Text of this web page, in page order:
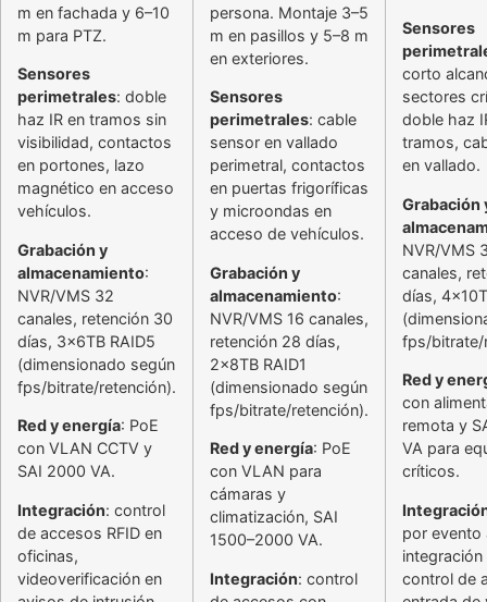
m en fachada y 6–10
m para PTZ.
Sensores
perimetrales: doble
haz IR en tramos sin
visibilidad, contactos
en portones, lazo
magnético en acceso
vehículos.
Grabación y
almacenamiento:
NVR/VMS 32
canales, retención 30
días, 3x6TB RAID5
(dimensionado según
fps/bitrate/retención).
Red y energía: PoE
con VLAN CCTV y
SAI 2000 VA.
Integración: control
de accesos RFID en
oficinas,
videoverificación en
persona. Montaje 3–5
m en pasillos y 5–8 m
en exteriores.
Sensores
perimetrales: cable
sensor en vallado
perimetral, contactos
en puertas frigoríficas
y microondas en
acceso de vehículos.
Grabación y
almacenamiento:
NVR/VMS 16 canales,
retención 28 días,
2x8TB RAID1
(dimensionado según
fps/bitrate/retención).
Red y energía: PoE
con VLAN para
cámaras y
climatización, SAI
1500–2000 VA.
Integración: control
Sensores
corto
sectores
doble haz
tramos,
en vallado.
Grabación
NVR/VMS
canales,
días,
fps/bitrate/
Red y
con
remota y
VA para
críticos.
por evento
integración
control de